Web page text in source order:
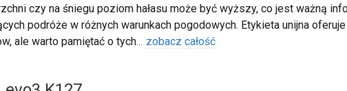
czy na śniegu poziom hałasu może być wyższy, co jest ważną
podróże w różnych warunkach pogodowych. Etykieta unijna
ale warto pamiętać o tych... zobacz całość